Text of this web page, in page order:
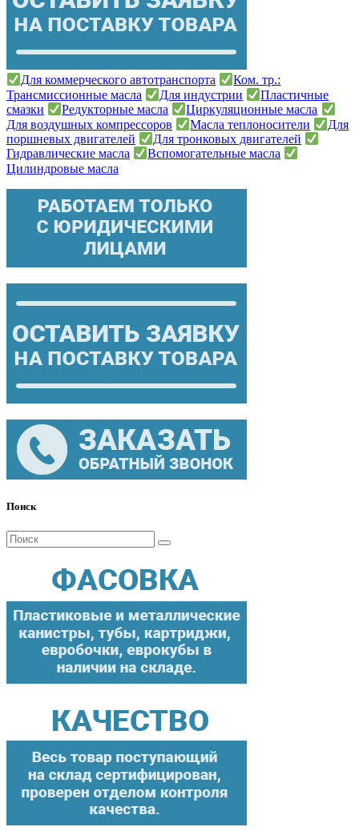
Для коммерческого автотранспорта
Ком. тр.:
Трансмиссионные масла
Для индустрии
Пластичные
смазки
Редукторные масла
Циркуляционные масла
Для воздушных компрессоров
Масла теплоносители
Для
поршневых двигателей
Для тронковых двигателей
Гидравлические масла
Вспомогательные масла
Цилиндровые масла
Поиск
Поиск
для: